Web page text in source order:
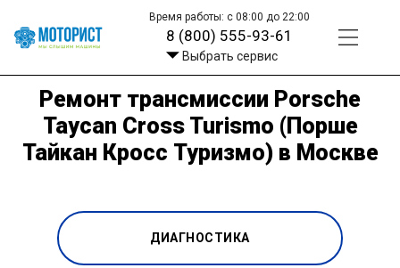
Время работы: с 08:00 до 22:00
8 (800) 555-93-61
Выбрать сервис
Ремонт трансмиссии Porsche
Taycan Cross Turismo (Порше
Тайкан Кросс Туризмо) в Москве
ДИАГНОСТИКА